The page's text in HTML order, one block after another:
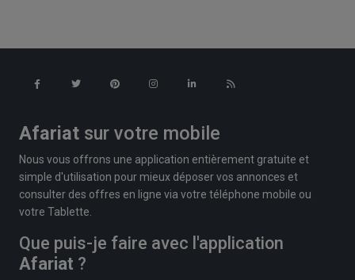
Afariat sur votre mobile
Nous vous offrons une application entièrement gratuite et
simple d'utilisation pour mieux déposer vos annonces et
consulter des offres en ligne via votre téléphone mobile ou
votre Tablette.
Que puis-je faire avec l'application
Afariat ?